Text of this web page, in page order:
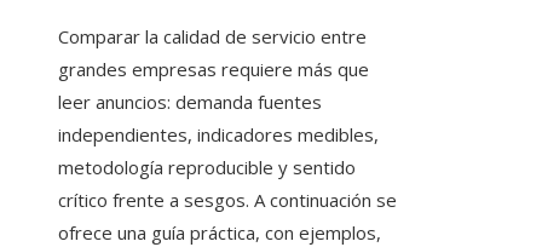
Comparar la calidad de servicio entre
grandes empresas requiere más que
leer anuncios: demanda fuentes
independientes, indicadores medibles,
metodología reproducible y sentido
crítico frente a sesgos. A continuación se
ofrece una guía práctica, con ejemplos,